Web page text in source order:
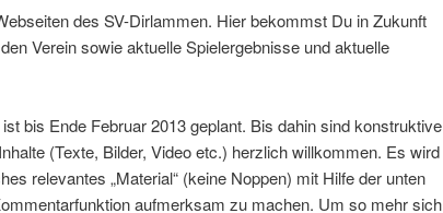
des SV-Dirlammen. Hier bekommst Du in Zukunft
Verein sowie aktuelle Spielergebnisse und aktuelle
bis Ende Februar 2013 geplant. Bis dahin sind konstruktive
(Texte, Bilder, Video etc.) herzlich willkommen. Es wird
relevantes „Material“ (keine Noppen) mit Hilfe der unten
aufmerksam zu machen. Um so mehr sich